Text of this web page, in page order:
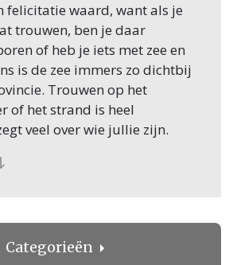
felicitatie waard, want als je
trouwen, ben je daar
of heb je iets met zee en
is de zee immers zo dichtbij
Trouwen op het
of het strand is heel
veel over wie jullie zijn.
hier allerlei trouwbedrijven
hebben,
Categorieën